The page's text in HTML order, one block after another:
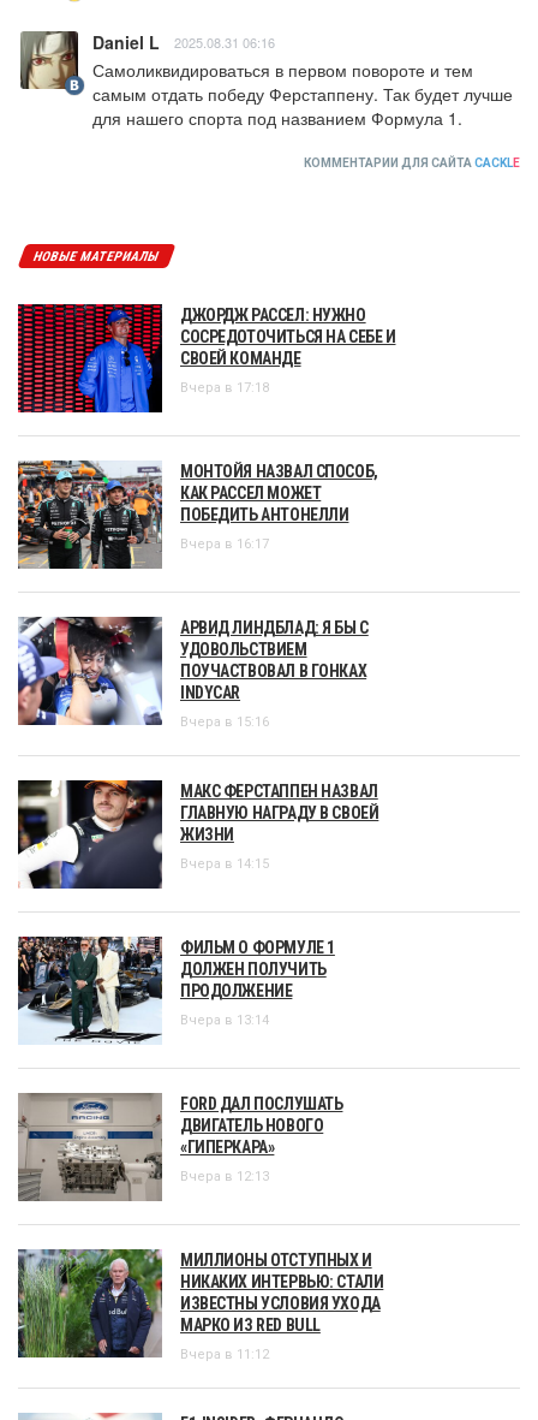
Daniel L 2025.08.31 06:16
Самоликвидироваться в первом повороте и тем
самым отдать победу Ферстаппену. Так будет лучше
для нашего спорта под названием Формула 1.
КОММЕНТАРИИ ДЛЯ САЙТА CACKLE
НОВЫЕ МАТЕРИАЛЫ
ДЖОРДЖ РАССЕЛ: НУЖНО
СОСРЕДОТОЧИТЬСЯ НА СЕБЕ И
СВОЕЙ КОМАНДЕ
Вчера в 17:18
МОНТОЙЯ НАЗВАЛ СПОСОБ,
КАК РАССЕЛ МОЖЕТ
ПОБЕДИТЬ АНТОНЕЛЛИ
Вчера в 16:17
АРВИД ЛИНДБЛАД: Я БЫ С
УДОВОЛЬСТВИЕМ
ПОУЧАСТВОВАЛ В ГОНКАХ
INDYCAR
Вчера в 15:16
МАКС ФЕРСТАППЕН НАЗВАЛ
ГЛАВНУЮ НАГРАДУ В СВОЕЙ
ЖИЗНИ
Вчера в 14:15
ФИЛЬМ О ФОРМУЛЕ 1
ДОЛЖЕН ПОЛУЧИТЬ
ПРОДОЛЖЕНИЕ
Вчера в 13:14
FORD ДАЛ ПОСЛУШАТЬ
ДВИГАТЕЛЬ НОВОГО
«ГИПЕРКАРА»
Вчера в 12:13
МИЛЛИОНЫ ОТСТУПНЫХ И
НИКАКИХ ИНТЕРВЬЮ: СТАЛИ
ИЗВЕСТНЫ УСЛОВИЯ УХОДА
МАРКО ИЗ RED BULL
Вчера в 11:12